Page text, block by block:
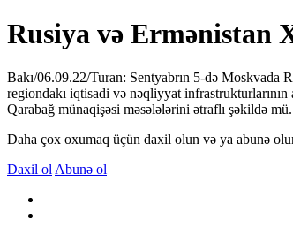
Rusiya və Ermənistan
Bakı/06.09.22/Turan: Sentyabrın 5-də Moskvada
regiondakı iqtisadi və nəqliyyat
Qarabağ münaqişəsi məsələlərini ətraflı şəkildə
Daha çox oxumaq üçün daxil olun və ya abunə
Daxil ol Abunə ol